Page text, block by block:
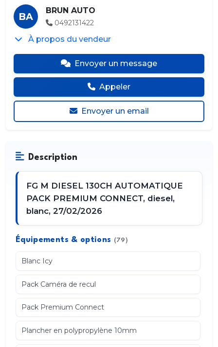
BA
BRUN AUTO
0492131422
À propos du vendeur
Envoyer un message
Appeler
Envoyer un email
Description
FG M DIESEL 130CH AUTOMATIQUE
PACK PREMIUM CONNECT, diesel,
blanc, 27/02/2026
Équipements & options (79)
Blanc Icy
Pack Caméra de recul
Pack Premium Connect
Plancher en polypropylène 10mm